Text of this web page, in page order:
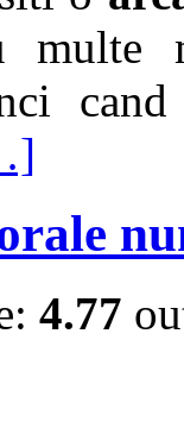
multe
4.77